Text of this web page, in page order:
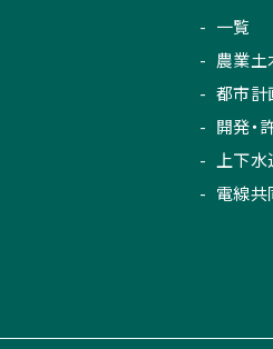
一覧
農業土
都市計
開発・
上下
電線共